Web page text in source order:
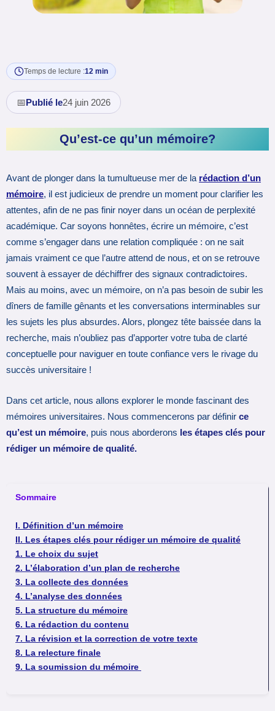
Temps de lecture :12 min
📅Publié le24 juin 2026
Qu’est-ce qu’un mémoire?
Avant de plonger dans la tumultueuse mer de la rédaction d’un
mémoire, il est judicieux de prendre un moment pour clarifier les
attentes, afin de ne pas finir noyer dans un océan de perplexité
académique. Car soyons honnêtes, écrire un mémoire, c’est
comme s’engager dans une relation compliquée : on ne sait
jamais vraiment ce que l’autre attend de nous, et on se retrouve
souvent à essayer de déchiffrer des signaux contradictoires.
Mais au moins, avec un mémoire, on n’a pas besoin de subir les
dîners de famille gênants et les conversations interminables sur
les sujets les plus absurdes. Alors, plongez tête baissée dans la
recherche, mais n’oubliez pas d’apporter votre tuba de clarté
conceptuelle pour naviguer en toute confiance vers le rivage du
succès universitaire !
Dans cet article, nous allons explorer le monde fascinant des
mémoires universitaires. Nous commencerons par définir ce
qu’est un mémoire, puis nous aborderons les étapes clés pour
rédiger un mémoire de qualité.
Sommaire
I. Définition d’un mémoire
II. Les étapes clés pour rédiger un mémoire de qualité
1. Le choix du sujet
2. L’élaboration d’un plan de recherche
3. La collecte des données
4. L’analyse des données
5. La structure du mémoire
6. La rédaction du contenu
7. La révision et la correction de votre texte
8. La relecture finale
9. La soumission du mémoire